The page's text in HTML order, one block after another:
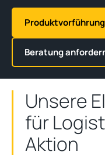
Beratung
Unsere
für
Aktion